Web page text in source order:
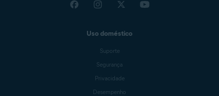
Uso doméstico
Suporte
Segurança
Privacidade
Desempenho